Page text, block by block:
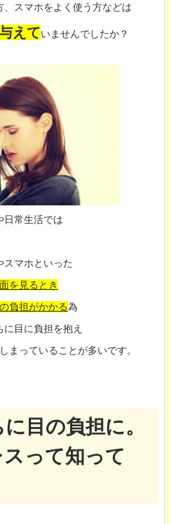
、スマホをよく使う方などは
えていませんでしたか？
日常生活では
スマホといった
を見るとき
負担がかかる為
に目に負担を抱え
まっていることが多いです。
目の負担に。
って知って